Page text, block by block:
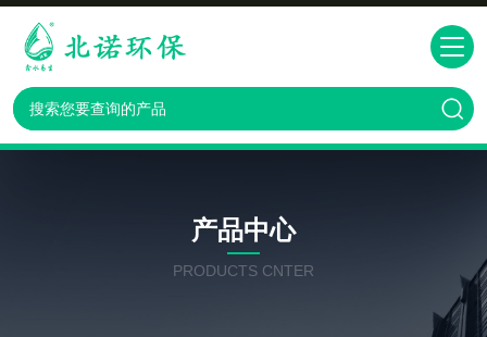
产品中心
PRODUCTS CNTER